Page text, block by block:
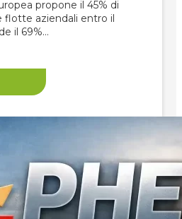
propone il 45% di
flotte aziendali entro il
il 69%…